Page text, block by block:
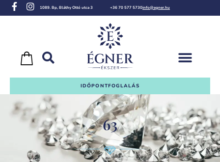
1089. Bp, Bláthy Ottó utca 3 +36 70 577 5730info@egner.hu
IDŐPONTFOGLALÁS
63